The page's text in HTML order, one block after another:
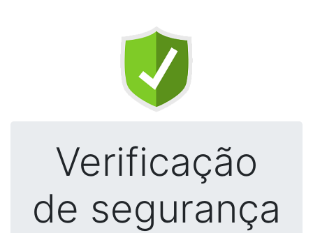
Verificação
de segurança